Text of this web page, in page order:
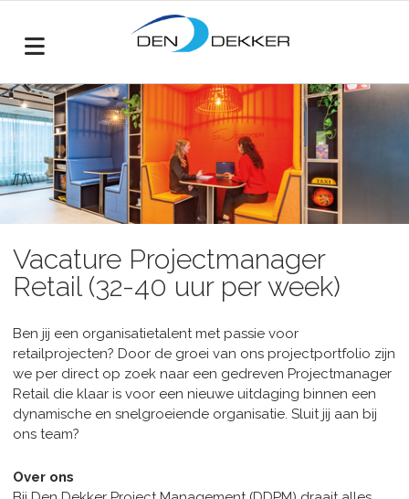
Vacature Projectmanager
Retail (32-40 uur per week)
Ben jij een organisatietalent met passie voor
retailprojecten? Door de groei van ons projectportfolio zijn
we per direct op zoek naar een gedreven Projectmanager
Retail die klaar is voor een nieuwe uitdaging binnen een
dynamische en snelgroeiende organisatie. Sluit jij aan bij
ons team?
Over ons